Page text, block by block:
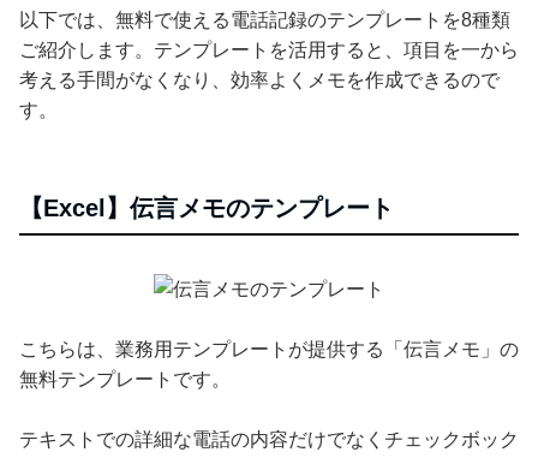
以下では、無料で使える電話記録のテンプレートを8種類
ご紹介します。テンプレートを活用すると、項目を一から
考える手間がなくなり、効率よくメモを作成できるので
す。
【Excel】伝言メモのテンプレート
こちらは、業務用テンプレートが提供する「伝言メモ」の
無料テンプレートです。
テキストでの詳細な電話の内容だけでなくチェックボック